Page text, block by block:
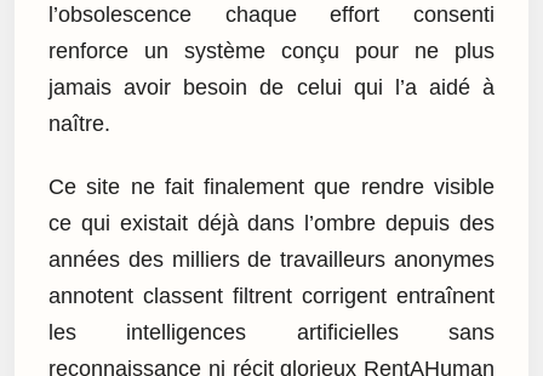
l’obsolescence chaque effort consenti
renforce un système conçu pour ne plus
jamais avoir besoin de celui qui l’a aidé à
naître.
Ce site ne fait finalement que rendre visible
ce qui existait déjà dans l’ombre depuis des
années des milliers de travailleurs anonymes
annotent classent filtrent corrigent entraînent
les intelligences artificielles sans
reconnaissance ni récit glorieux RentAHuman